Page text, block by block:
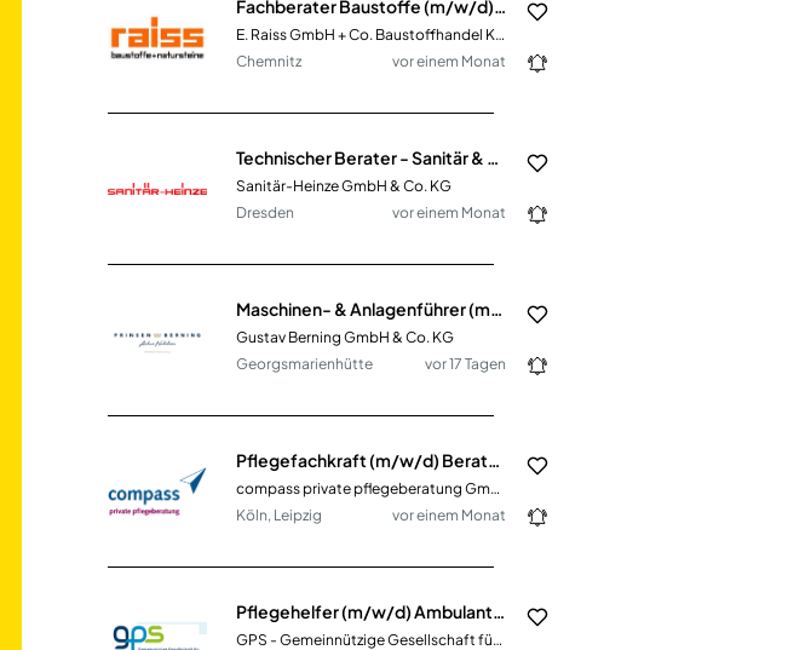
E. Raiss GmbH + Co. Baustoffhandel KG
Chemnitz
vor einem Monat
Sanitär-Heinze GmbH & Co. KG
Dresden
vor einem Monat
Maschinen- & Anlagenführer (m/w/d) im Lebensmittelbereich
Gustav Berning GmbH & Co. KG
Georgsmarienhütte
vor 17 Tagen
compass private pflegeberatung GmbH
Köln, Leipzig
vor einem Monat
GPS - Gemeinnützige Gesellschaft für Paritätische Sozialarbeit mbH